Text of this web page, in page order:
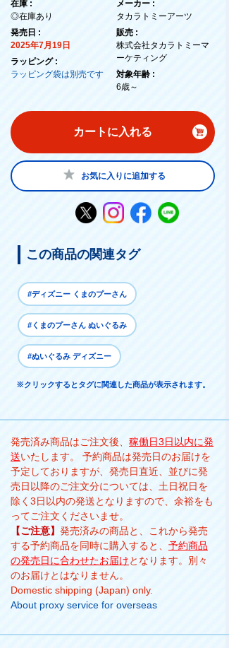
在庫 :
◎在庫あり
発売日 :
2025年7月19日
ラッピング :
ラッピング袋は別売です
メーカー :
タカラトミーアーツ
販売 :
株式会社タカラトミーマ
ーケティング
対象年齢 :
6歳～
カートに入れる
お気に入りに追加する
この商品の関連タグ
#ディズニー くまのプーさん
#くまのプーさん ぬいぐるみ
#ぬいぐるみ ディズニー
※クリックするとタグに関連した商品が表示されます。
発売済み商品はご注文後、 稼働日3日以内に発
送いたします。 予約商品は発売日のお届けを
予定しておりますが、発売日直近、並びに発
売日以降のご注文分については、土日祝日を
除く3日以内の発送となりますので、余裕をも
ってご注文くださいませ。
【ご注意】 発売済みの商品と、これから発売
する予約商品を同時に購入すると、 予約商品
の発売日に合わせたお届けとなります。別々
のお届けとはなりません。
Domestic shipping (Japan) only.
About proxy service for overseas